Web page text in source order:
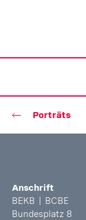
Porträts
Fusszeile
Anschrift
BEKB | BCBE
Bundesplatz 8